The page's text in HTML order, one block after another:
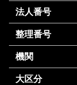
法人番号
整理番号
機関
大区分